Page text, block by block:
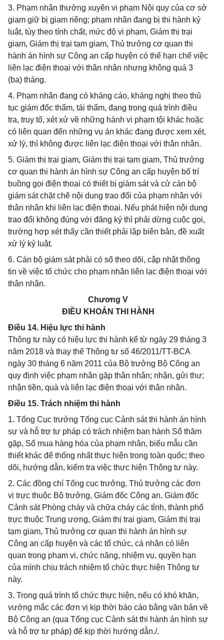
3. Phạm nhân thường xuyên vi phạm Nội quy của cơ sở
giam giữ bị giam riêng; phạm nhân đang bị thi hành kỷ
luật, tùy theo tính chất, mức độ vi phạm, Giám thị trại
giam, Giám thị trại tạm giam, Thủ trưởng cơ quan thi
hành án hình sự Công an cấp huyện có thể hạn chế việc
liên lạc điện thoại với thân nhân nhưng không quá 3
(ba) tháng.
4. Phạm nhân đang có kháng cáo, kháng nghị theo thủ
tục giám đốc thẩm, tái thẩm, đang trong quá trình điều
tra, truy tố, xét xử về những hành vi phạm tội khác hoặc
có liên quan đến những vụ án khác đang được xem xét,
xử lý, thì không được liên lạc điện thoại với thân nhân.
5. Giám thị trại giam, Giám thị trại tạm giam, Thủ trưởng
cơ quan thi hành án hình sự Công an cấp huyện bố trí
buồng gọi điện thoại có thiết bị giám sát và cử cán bộ
giám sát chặt chẽ nội dung trao đổi của phạm nhân với
thân nhân khi liên lạc điện thoại. Nếu phát hiện nội dung
trao đổi không đúng với đăng ký thì phải dừng cuộc gọi,
trường hợp xét thấy cần thiết phải lập biên bản, đề xuất
xử lý kỷ luật.
6. Cán bộ giám sát phải có sổ theo dõi, cập nhật thông
tin về việc tổ chức cho phạm nhân liên lạc điện thoại với
thân nhân.
Chương V
ĐIỀU KHOẢN THI HÀNH
Điều 14. Hiệu lực thi hành
Thông tư này có hiệu lực thi hành kể từ ngày 29 tháng 3
năm 2018 và thay thế Thông tư số 46/2011/TT-BCA
ngày 30 tháng 6 năm 2011 của Bộ trưởng Bộ Công an
quy định việc phạm nhân gặp thân nhân; nhận, gửi thư;
nhận tiền, quà và liên lạc điện thoại với thân nhân.
Điều 15. Trách nhiệm thi hành
1. Tổng Cục trưởng Tổng cục Cảnh sát thi hành án hình
sự và hỗ trợ tư pháp có trách nhiệm ban hành Sổ thăm
gặp, Sổ mua hàng hóa của phạm nhân, biểu mẫu cần
thiết khác để thống nhất thực hiện trong toàn quốc; theo
dõi, hướng dẫn, kiểm tra việc thực hiện Thông tư này.
2. Các đồng chí Tổng cục trưởng, Thủ trưởng các đơn
vị trực thuộc Bộ trưởng, Giám đốc Công an, Giám đốc
Cảnh sát Phòng cháy và chữa cháy các tỉnh, thành phố
trực thuộc Trung ương, Giám thị trại giam, Giám thị trại
tạm giam, Thủ trưởng cơ quan thi hành án hình sự
Công an cấp huyện và các tổ chức, cá nhân có liên
quan trong phạm vi, chức năng, nhiệm vụ, quyền hạn
của mình chịu trách nhiệm tổ chức thực hiện Thông tư
này.
3. Trong quá trình tổ chức thực hiện, nếu có khó khăn,
vướng mắc các đơn vị kịp thời báo cáo bằng văn bản về
Bộ Công an (qua Tổng cục Cảnh sát thi hành án hình sự
và hỗ trợ tư pháp) để kịp thời hướng dẫn./.